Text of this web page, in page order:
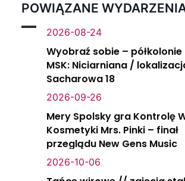
POWIĄZANE
2026-08-24
Wyobraź sobie – półkolonie
MSK: Niciarniana /
Sacharowa 18
2026-09-26
Mery Spolsky gra Kontrolę
Kosmetyki Mrs. Pinki – finał
przeglądu New Gens Music
2026-10-06